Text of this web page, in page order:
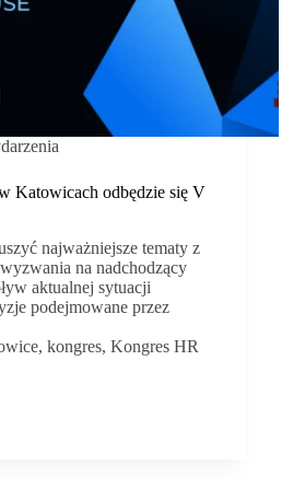
Katowicach odbędzie się V
najważniejsze tematy z
na nadchodzący
aktualnej sytuacji
podejmowane przez
,kongres,Kongres HR